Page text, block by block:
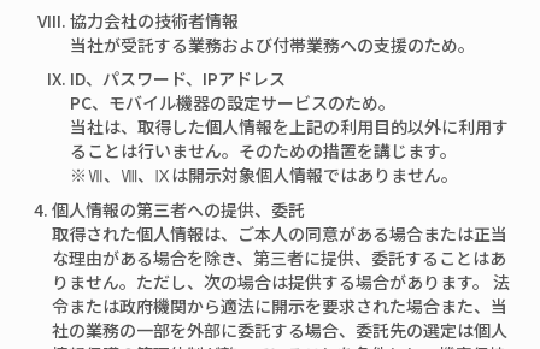
協力会社の技術者情報
当社が受託する業務および付帯業務への支援のため。
ID、パスワード、IPアドレス
PC、モバイル機器の設定サービスのため。
当社は、取得した個人情報を上記の利用目的以外に利用す
ることは行いません。そのための措置を講じます。
※Ⅶ、Ⅷ、Ⅸは開示対象個人情報ではありません。
個人情報の第三者への提供、委託
取得された個人情報は、ご本人の同意がある場合または正当
な理由がある場合を除き、第三者に提供、委託することはあ
りません。ただし、次の場合は提供する場合があります。 法
令または政府機関から適法に開示を要求された場合また、当
社の業務の一部を外部に委託する場合、委託先の選定は個人